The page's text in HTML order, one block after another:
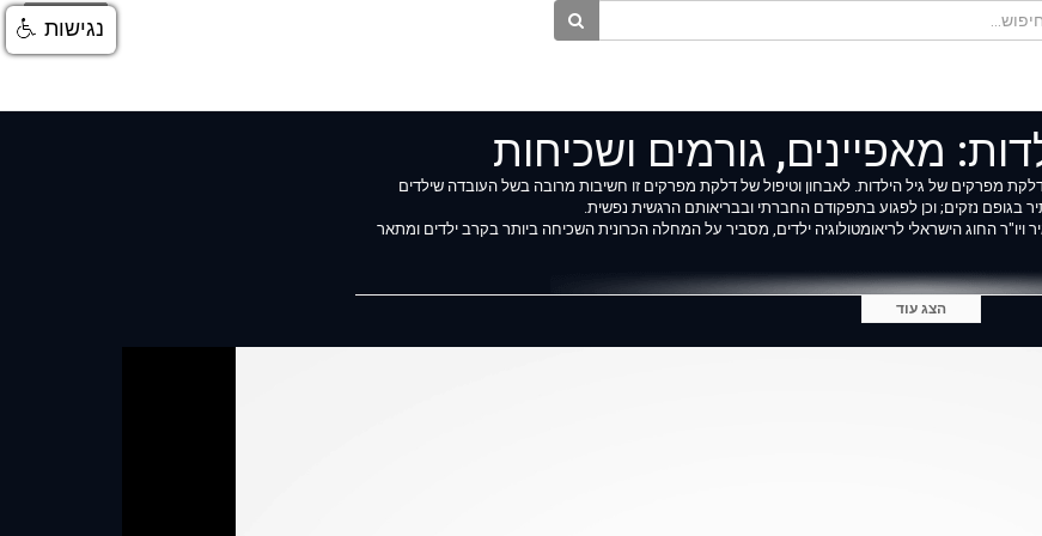
התחברות
מאפיינים, גורמים ושכיחות
דלקת מפרקים של גיל הילדות. לאבחון וטיפול של דלקת מפרקים זו חשיבות מרובה בשל העובדה שילדים
נזקים; וכן לפגוע בתפקודם החברתי ובבריאותם הרגשית נפשית.
ויו"ר החוג הישראלי לריאומטולוגיה ילדים, מסביר על המחלה הכרונית השכיחה ביותר בקרב ילדים ומתאר
הצג עוד
נגישות